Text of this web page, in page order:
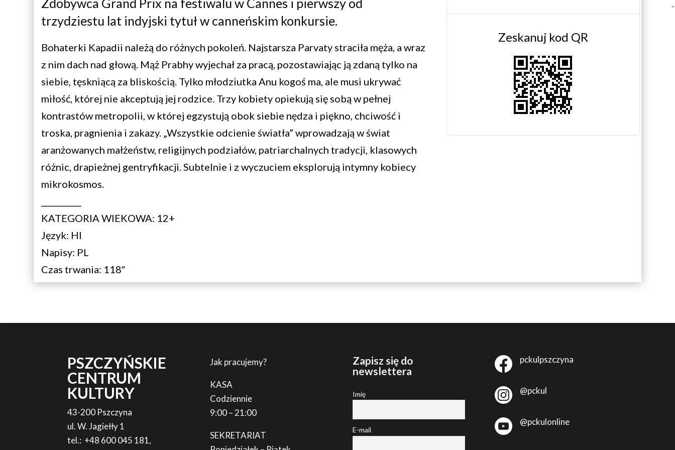
trzydziestu lat indyjski tytuł w canneńskim konkursie.
Bohaterki Kapadii należą do różnych pokoleń. Najstarsza Parvaty straciła męża, a wraz
z nim dach nad głową. Mąż Prabhy wyjechał za pracą, pozostawiając ją zdaną tylko na
siebie, tęskniącą za bliskością. Tylko młodziutka Anu kogoś ma, ale musi ukrywać
miłość, której nie akceptują jej rodzice. Trzy kobiety opiekują się sobą w pełnej
kontrastów metropolii, w której egzystują obok siebie nędza i piękno, chciwość i
troska, pragnienia i zakazy. „Wszystkie odcienie światła” wprowadzają w świat
aranżowanych małżeństw, religijnych podziałów, patriarchalnych tradycji, klasowych
różnic, drapieżnej gentryfikacji. Subtelnie i z wyczuciem eksplorują intymny kobiecy
mikrokosmos.
KATEGORIA WIEKOWA: 12+
Język: HI
Napisy: PL
Czas trwania: 118″
Zeskanuj kod QR
PSZCZYŃSKIE
CENTRUM
KULTURY
43-200 Pszczyna
ul. W. Jagiełły 1
tel.: +48 600 045 181,
Jak pracujemy?
KASA
Codziennie
9:00 – 21:00
SEKRETARIAT
Zapisz się do
newslettera
Imię
E-mail
pckulpszczyna
@pckul
@pckulonline